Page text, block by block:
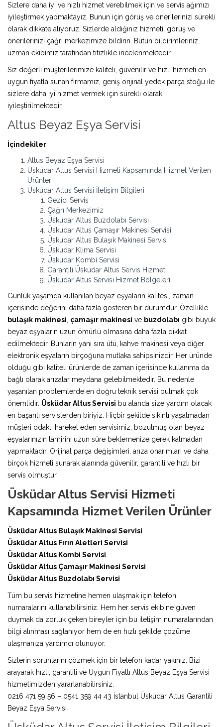
Sizlere daha iyi ve hızlı hizmet verebilmek için ve servis ağımızı
iyileştirmek yapmaktayız. Bunun için görüş ve önerilerinizi sürekli
olarak dikkate alıyoruz. Sizlerde aldığınız hizmeti, görüş ve
önerilerinizi çağrı merkezimize bildirin. Bütün bildirimleriniz
uzman ekibimiz tarafından titizlikle incelenmektedir.
Siz değerli müşterilerimize kaliteli, güvenilir ve hızlı hizmeti en
uygun fiyatla sunan firmamız, geniş orijinal yedek parça stoğu ile
sizlere daha iyi hizmet vermek için sürekli olarak
iyileştirilmektedir.
Altus Beyaz Eşya Servisi
İçindekiler
Altus Beyaz Eşya Servisi
Üsküdar Altus Servisi Hizmeti Kapsamında Hizmet Verilen
Ürünler
Üsküdar Altus Servisi İletişim Bilgileri
Gezici Servis
Çağrı Merkezimiz
Üsküdar Altus Buzdolabı Servisi
Üsküdar Altus Çamaşır Makinesi Servisi
Üsküdar Altus Bulaşık Makinesi Servisi
Üsküdar Klima Servisi
Üsküdar Kombi Servisi
Garantili Üsküdar Altus Servis Hizmeti
Üsküdar Altus Servisi Hizmet Bölgeleri
Günlük yaşamda kullanılan beyaz eşyaların kalitesi, zaman
içerisinde değerini daha fazla gösteren bir durumdur. Özellikle
bulaşık makinesi çamaşır makinesi ve buzdolabı gibi büyük
beyaz eşyaların uzun ömürlü olmasına daha fazla dikkat
edilmektedir. Bunların yanı sıra ütü, kahve makinesi veya diğer
elektronik eşyaların birçoğuna mutlaka sahipsinizdir. Her üründe
olduğu gibi kaliteli ürünlerde de zaman içerisinde kullanıma da
bağlı olarak arızalar meydana gelebilmektedir. Bu nedenle
yaşanılan problemlerde en doğru teknik servisi bulmak çok
önemlidir. Üsküdar Altus Servisi bu alanda size yardım olacak
en başarılı servislerden biriyiz. Hiçbir şekilde sıkıntı yaşatmadan
müşteri odaklı hareket eden servisimiz, bozulmuş olan beyaz
eşyalarınızın tamirini uzun süre beklemenize gerek kalmadan
yapmaktadır. Orijinal parça değişimleri, arıza onarımları ve daha
birçok hizmeti sunarak alanında güvenilir, garantili ve hızlı bir
servis olmuştur.
Üsküdar Altus Servisi Hizmeti
Kapsamında Hizmet Verilen Ürünler
Üsküdar Altus Bulaşık Makinesi Servisi
Üsküdar Altus Fırın Aletleri Servisi
Üsküdar Altus Kombi Servisi
Üsküdar Altus Çamaşır Makinesi Servisi
Üsküdar Altus Buzdolabı Servisi
Tüm bu servis hizmetine hemen ulaşmak için telefon
numaralarını kullanabilirsiniz. Hem her servis ekibine güven
duymak da zorluk çeken bireyler için bu iletişim numaralarından
bilgi alınması sağlanıyor hem de en hızlı şekilde çözüme
ulaşmanıza yardımcı olunuyor.
Sizlerin sorunlarını çözmek için bir telefon kadar yakınız. Bizi
arayarak hızlı, garantili ve Uygun Fiyatlı Altus Beyaz Eşya Servisi
hizmetimizden yararlanabilirsiniz.
0216 471 59 56 – 0541 359 44 43 İstanbul Üsküdar Altus Garantili
Beyaz Eşya Servisi